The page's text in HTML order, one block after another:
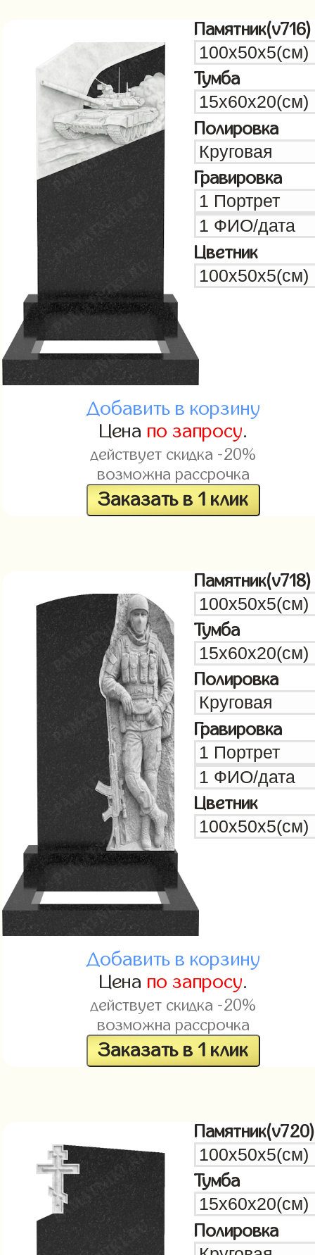
Памятник(v716)
Тумба
Полировка
Гравировка
Цветник
Добавить в корзину
Цена по запросу.
действует скидка -20%
возможна рассрочка
Заказать в 1 клик
Памятник(v718)
Тумба
Полировка
Гравировка
Цветник
Добавить в корзину
Цена по запросу.
действует скидка -20%
возможна рассрочка
Заказать в 1 клик
Памятник(v720)
Тумба
Полировка